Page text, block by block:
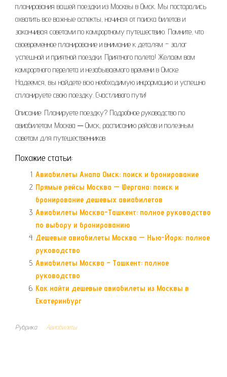
планирования вашей поездки из Москвы в Омск. Мы постарались
охватить все важные аспекты, начиная от поиска билетов и
заканчивая советами по комфортному путешествию. Помните, что
своевременное планирование и внимание к деталям – залог
успешной и приятной поездки. Приятного полета! Желаем вам
комфортного перелета и незабываемого времени в Омске.
Надеемся, вы найдете всю необходимую информацию и успешно
спланируете свою поездку. Счастливого пути!
Описание: Планируете поездку? Подробное руководство по
авиабилетам Москва ─ Омск, расписанию рейсов и полезным
советам для путешественников.
Похожие статьи:
Авиабилеты Анапа Омск: поиск и бронирование
Прямые рейсы Москва — Фергана: поиск и
бронирование дешевых авиабилетов
Авиабилеты Москва-Ташкент: полное руководство
по выбору и бронированию
Дешевые авиабилеты Москва — Нью-Йорк: полное
руководство
Авиабилеты Москва – Ташкент: полное
руководство
Как найти дешевые авиабилеты из Москвы в
Екатеринбург
Рубрика Авиабилеты